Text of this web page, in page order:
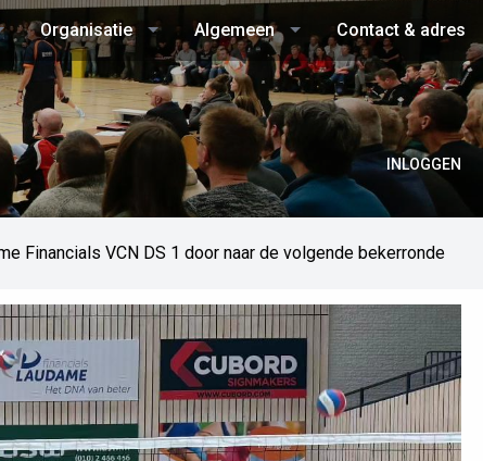
INLOGGEN
Organisatie Algemeen Contact & adres
Financials VCN DS 1 door naar de volgende bekerronde